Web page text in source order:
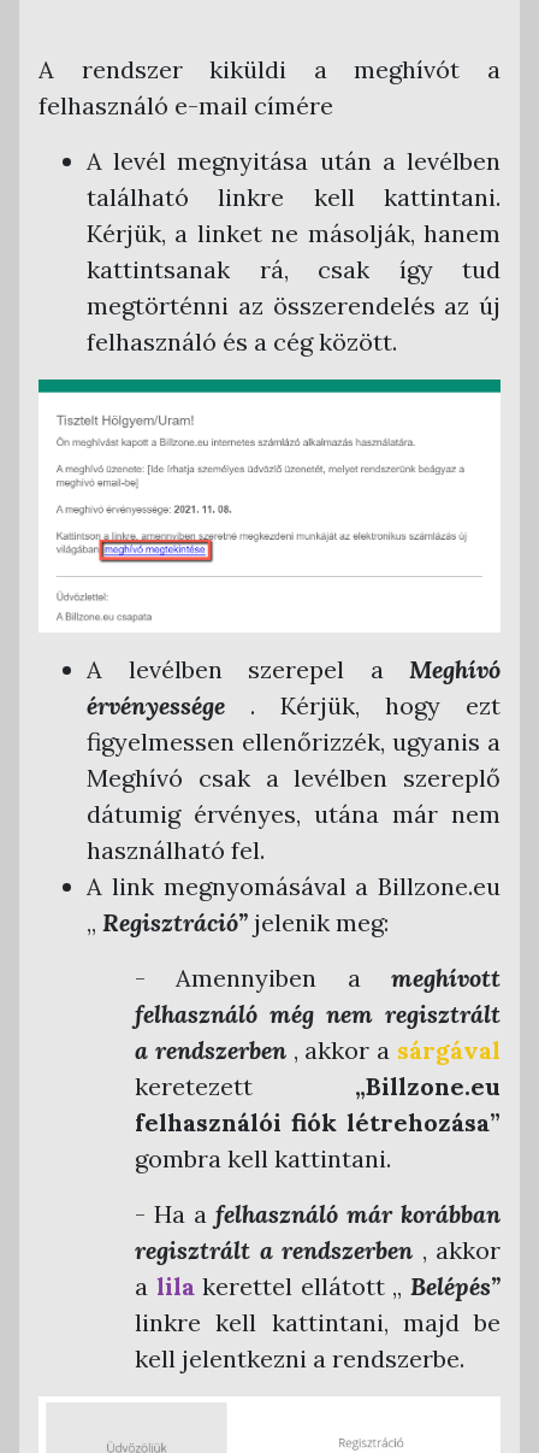
A rendszer kiküldi a meghívót a
felhasználó e-mail címére
A levél megnyitása után a levélben
található linkre kell kattintani.
Kérjük, a linket ne másolják, hanem
kattintsanak rá, csak így tud
megtörténni az összerendelés az új
felhasználó és a cég között.
A levélben szerepel a Meghívó
érvényessége
. Kérjük, hogy ezt
figyelmessen ellenőrizzék, ugyanis a
Meghívó csak a levélben szereplő
dátumig érvényes, utána már nem
használható fel.
A link megnyomásával a Billzone.eu
„ Regisztráció” jelenik meg:
- Amennyiben a meghívott
felhasználó még nem regisztrált
a rendszerben , akkor a sárgával
keretezett „Billzone.eu
felhasználói fiók létrehozása”
gombra kell kattintani.
- Ha a felhasználó már korábban
regisztrált a rendszerben , akkor
a lila kerettel ellátott „ Belépés”
linkre kell kattintani, majd be
kell jelentkezni a rendszerbe.